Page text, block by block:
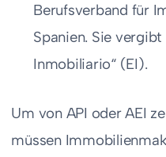
Berufsverband für
Spanien. Sie
Inmobiliario“ (EI).
Um von API oder AEI
müssen